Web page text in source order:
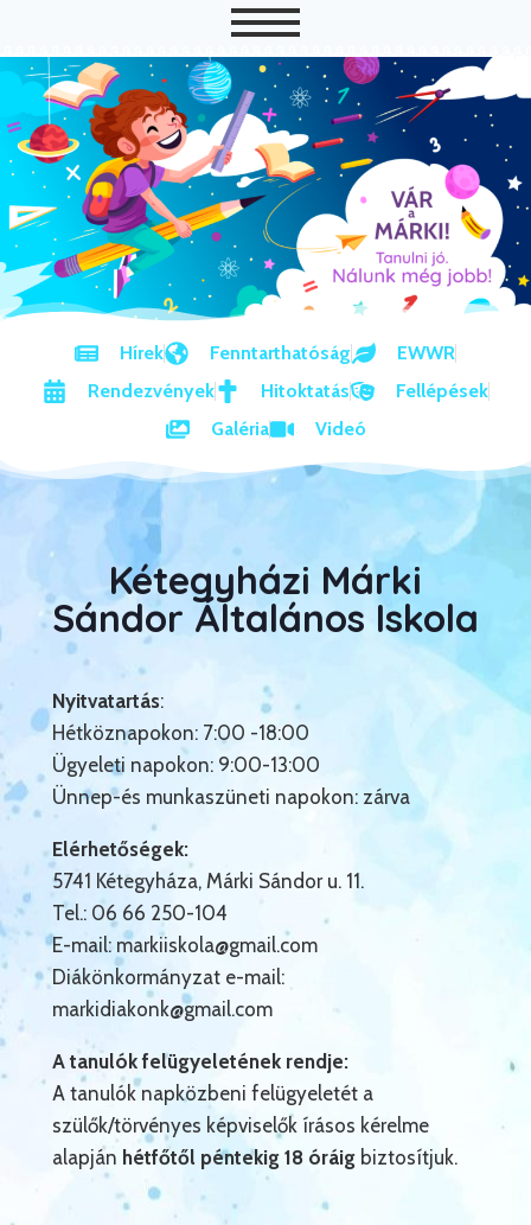
Hírek Fenntarthatóság
EWWR
Rendezvények
Hitoktatás
Fellépések
Galéria
Videó
Kétegyházi Márki
Sándor Általános Iskola
Nyitvatartás:
Hétköznapokon: 7:00 -18:00
Ügyeleti napokon: 9:00-13:00
Ünnep-és munkaszüneti napokon: zárva
Elérhetőségek:
5741 Kétegyháza, Márki Sándor u. 11.
Tel.: 06 66 250-104
E-mail: markiiskola@gmail.com
Diákönkormányzat e-mail:
markidiakonk@gmail.com
A tanulók felügyeletének rendje:
A tanulók napközbeni felügyeletét a
szülők/törvényes képviselők írásos kérelme
alapján hétfőtől péntekig 18 óráig biztosítjuk.